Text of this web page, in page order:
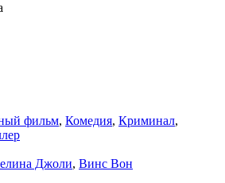
фильм, Комедия, Криминал,
Джоли, Винс Вон